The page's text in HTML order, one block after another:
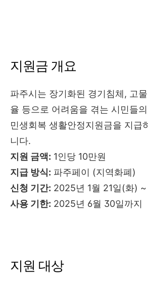
지원금 개요
파주시는 장기화된 경기침체, 고
율 등으로 어려움을 겪는 시민들
민생회복 생활안정지원금을 지급
니다.
지원 금액: 1인당 10만원
지급 방식: 파주페이 (지역화폐)
신청 기간: 2025년 1월 21일(화)
사용 기한: 2025년 6월 30일까지
지원 대상